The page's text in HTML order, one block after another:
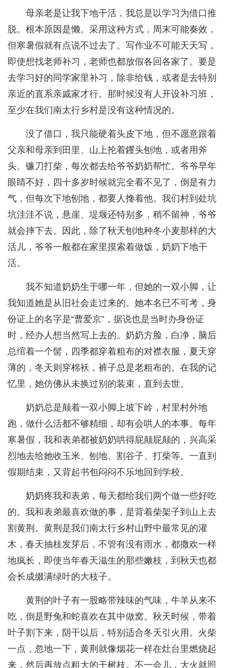
母亲老是让我下地干活，我总是以学习为借口推
脱。根本原因是懒。采用这种方式，周末可能奏效，
但寒暑假就有点说不过去了。写作业不可能天天写，
即使想找老师补习，老师也都放假各回各家了。要是
去学习好的同学家里补习，除非给钱，或者是去特别
亲近的直系亲戚家才行。那时候没有人开设补习班，
至少在我们南太行乡村是没有这种情况的。
没了借口，我只能硬着头皮下地，但不愿意跟着
父亲和母亲到田里、山上抡着钁头刨地，或者用斧
头、镰刀打柴，每次都去给爷爷奶奶帮忙。爷爷早年
眼睛不好，四十多岁时候就完全看不见了，倒是有力
气，但每次下地刨地，都要人搀着他。我们村到处坑
坑洼洼不说，悬崖、堤堰还特别多，稍不留神，爷爷
就会摔下去。因此，除了秋天刨地种冬小麦那样的大
活儿，爷爷一般都在家里摸索着做饭，奶奶下地干
活。
我不知道奶奶生于哪一年，但她的一双小脚，让
我知道她是从旧社会走过来的。她本名已不可考，身
份证上的名字是“曹爱京”，据说也是当时办身份证
时，经办人想当然写上去的。奶奶方脸，白净，脑后
总绾着一个髻，四季都穿着粗布的对襟衣服，夏天穿
薄的，冬天则穿棉袄，裤子总是老粗布的。在我的记
忆里，她仿佛从未换过别的装束，直到去世。
奶奶总是颠着一双小脚上坡下岭，村里村外地
跑，做什么活都不够精细，却有会哄人的本事。每年
寒暑假，我和表弟都被奶奶哄得屁颠屁颠的，兴高采
烈地去给她收玉米、刨地、割谷子、打柴等。一直到
假期结束，又背起书包闷闷不乐地回到学校。
奶奶疼我和表弟，每天都给我们两个做一些好吃
的。我和表弟最喜欢做的事，是背着柴架子到山上去
割黄荆。黄荆是我们南太行乡村山野中最常见的灌
木，春天抽枝发芽后，不管有没有雨水，都撒欢一样
地疯长，即使当年春天滋生的那些嫩枝，到秋天也都
会长成缀满绿叶的大枝子。
黄荆的叶子有一股略带辣味的气味，牛羊从来不
吃，倒是野兔和蛇喜欢在其中做窝。秋天时候，带着
叶子割下来，阴干以后，特别适合冬天引火用。火柴
一点，忽地一下，黄荆就像烟花一样在灶台里燃烧起
来，然后再放点粗大的干树枝。不一会儿，大火就照